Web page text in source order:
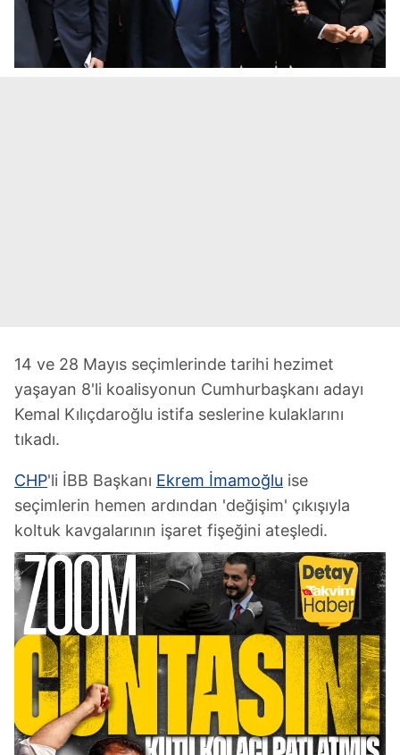
14 ve 28 Mayıs seçimlerinde tarihi hezimet
yaşayan 8'li koalisyonun Cumhurbaşkanı adayı
Kemal Kılıçdaroğlu istifa seslerine kulaklarını
tıkadı.
CHP'li İBB Başkanı Ekrem İmamoğlu ise
seçimlerin hemen ardından 'değişim' çıkışıyla
koltuk kavgalarının işaret fişeğini ateşledi.